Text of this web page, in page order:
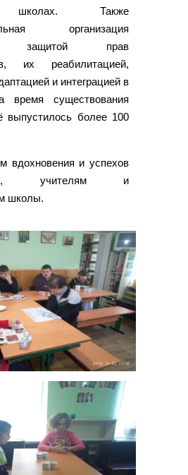
школах. Также
организация
защитой прав
их реабилитацией,
и интеграцией в
время существования
выпустилось более 100
вдохновения и успехов
учителям и
школы.